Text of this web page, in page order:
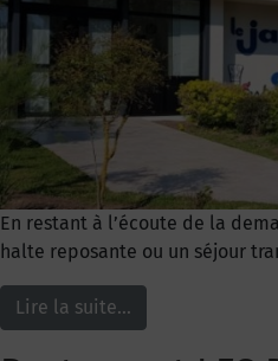
En restant à l’écoute de la
halte reposante ou un séjour
Lire la suite…